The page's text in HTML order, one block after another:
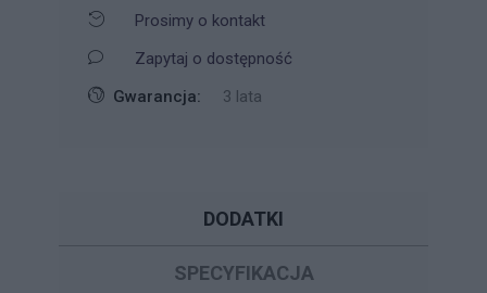
Prosimy o kontakt
Zapytaj o dostępność
Gwarancja:
3 lata
DODATKI
SPECYFIKACJA